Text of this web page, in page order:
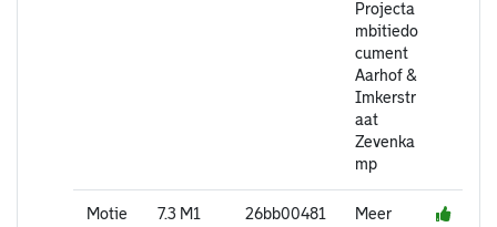
Projecta
mbitiedo
cument
Aarhof &
Imkerstr
aat
Zevenka
mp
Motie
7.3 M1
26bb00481
Meer